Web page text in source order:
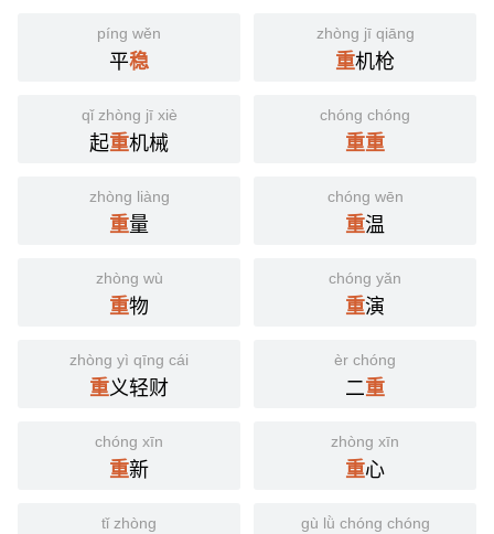
píng wěn
平稳
zhòng jī qiāng
重机枪
qǐ zhòng jī xiè
起重机械
chóng chóng
重重
zhòng liàng
重量
chóng wēn
重温
zhòng wù
重物
chóng yǎn
重演
zhòng yì qīng cái
重义轻财
èr chóng
二重
chóng xīn
重新
zhòng xīn
重心
tǐ zhòng gù lǜ chóng chóng